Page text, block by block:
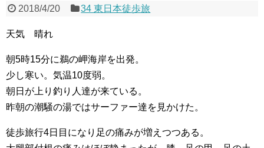
2018/4/20 34 東日本徒歩旅
天気 晴れ
朝5時15分に鵜の岬海岸を出発。
少し寒い。気温10度弱。
朝日が上り釣り人達が来ている。
昨朝の潮騒の湯ではサーファー達を見かけた。
徒歩旅行4日目になり足の痛みが増えつつある。